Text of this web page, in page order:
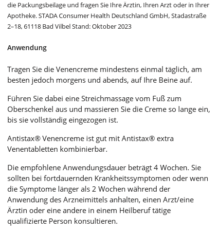
die Packungsbeilage und fragen Sie Ihre Ärztin, Ihren Arzt oder in Ihrer
Apotheke. STADA Consumer Health Deutschland GmbH, Stadastraße
2–18, 61118 Bad Vilbel Stand: Oktober 2023
Anwendung
Tragen Sie die Venencreme mindestens einmal täglich, am
besten jedoch morgens und abends, auf Ihre Beine auf.
Führen Sie dabei eine Streichmassage vom Fuß zum
Oberschenkel aus und massieren Sie die Creme so lange ein,
bis sie vollständig eingezogen ist.
Antistax® Venencreme ist gut mit Antistax® extra
Venentabletten kombinierbar.
Die empfohlene Anwendungsdauer beträgt 4 Wochen. Sie
sollten bei fortdauernden Krankheitssymptomen oder wenn
die Symptome länger als 2 Wochen während der
Anwendung des Arzneimittels anhalten, einen Arzt/eine
Ärztin oder eine andere in einem Heilberuf tätige
qualifizierte Person konsultieren.